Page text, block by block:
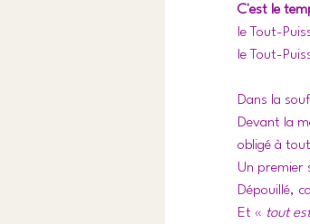
C'est le
le Tout-
le Tout-
Dans la
Devant la
obligé à
Un premier
Dépouillé,
Et « tout